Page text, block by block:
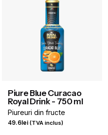
Piure Blue Curacao
Royal Drink - 750 ml
Piureuri din fructe
49.6lei (TVA inclus)